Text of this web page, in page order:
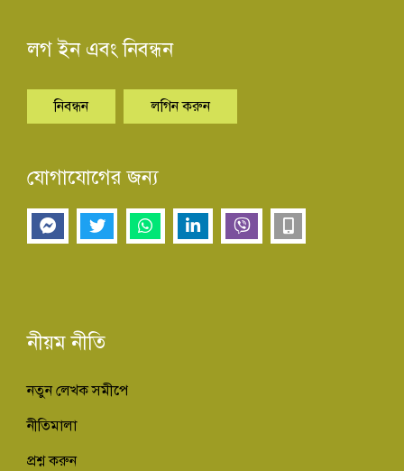
লগ ইন এবং নিবন্ধন
নিবন্ধন লগিন করুন
যোগাযোগের জন্য
নীয়ম নীতি
নতুন লেখক সমীপে
নীতিমালা
প্রশ্ন করুন